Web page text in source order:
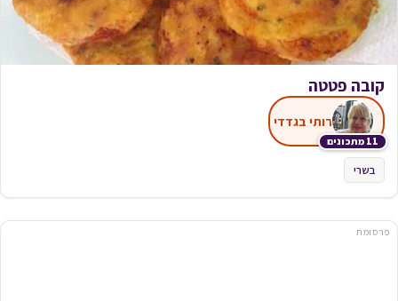
קובה פטטה
11 מתכונים
רותי בגדדי
בשרי
פרסומת